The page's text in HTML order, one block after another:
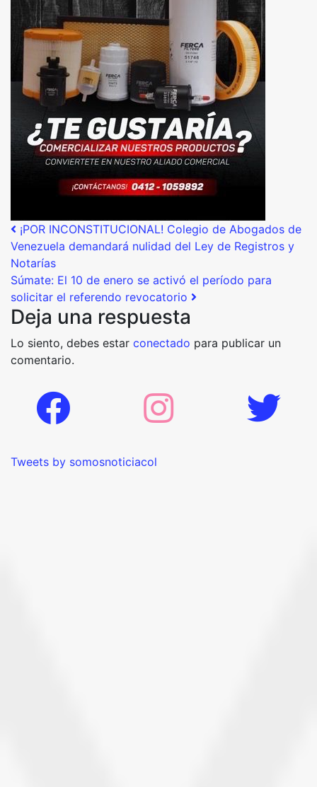
Post navigation
¡POR INCONSTITUCIONAL! Colegio de Abogados de
Venezuela demandará nulidad del Ley de Registros y
Notarías
Súmate: El 10 de enero se activó el período para
solicitar el referendo revocatorio
Deja una respuesta
Lo siento, debes estar conectado para publicar un
comentario.
Tweets by somosnoticiacol